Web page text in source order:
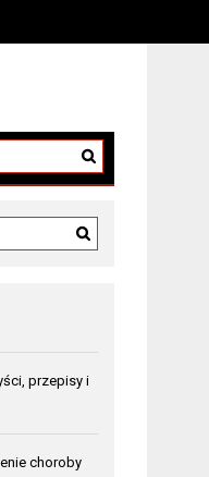
przepisy i
choroby